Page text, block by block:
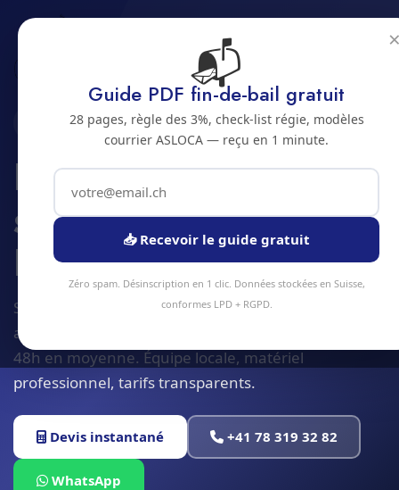
Deneigement et service hivernal
Jura bernois Bienne
2500 · JURA BERNOIS
Deneigement et
service hivernal a
Bienne
Service deneigement et service hivernal à Bienne et
alentours. Devis gratuit sous 24h, intervention sous
48h en moyenne. Équipe locale, matériel
professionnel, tarifs transparents.
Devis instantané +41 78 319 32 82
WhatsApp
📬
Guide PDF fin-de-bail gratuit
28 pages, règle des 3%, check-list régie, modèles
courrier ASLOCA — reçu en 1 minute.
📥 Recevoir le guide gratuit
Zéro spam. Désinscription en 1 clic. Données stockées en Suisse,
conformes LPD + RGPD.